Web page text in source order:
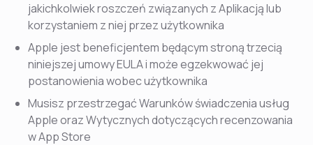
jakichkolwiek roszczeń związanych z Aplikacją lub
korzystaniem z niej przez użytkownika
Apple jest beneficjentem będącym stroną trzecią
niniejszej umowy EULA i może egzekwować jej
postanowienia wobec użytkownika
Musisz przestrzegać Warunków świadczenia usług
Apple oraz Wytycznych dotyczących recenzowania
w App Store